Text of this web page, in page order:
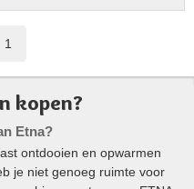
1
kopen?
Etna?
ontdooien en opwarmen
je niet genoeg ruimte voor